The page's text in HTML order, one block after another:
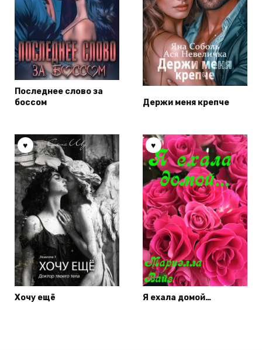
Последнее слово за
боссом
Держи меня крепче
Хочу ещё Я ехала домой…